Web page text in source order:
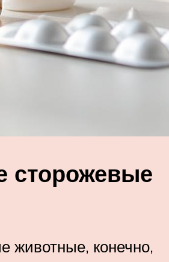
сторожевые
животные, конечно,